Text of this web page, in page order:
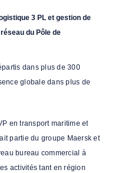
3 PL et gestion de
du Pôle de
dans plus de 300
globale dans plus de
en transport maritime et
partie du groupe Maersk et
bureau commercial à
activités tant en région